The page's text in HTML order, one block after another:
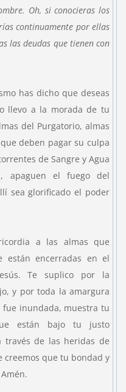
Oh, si conocieras los
continuamente por ellas
las deudas que tienen con
has dicho que deseas
llevo a la morada de tu
del Purgatorio, almas
deben pagar su culpa
de Sangre y Agua
apaguen el fuego del
sea glorificado el poder
a las almas que
están encerradas en el
Te suplico por la
y por toda la amargura
fue inundada, muestra tu
están bajo tu justo
de las heridas de
creemos que tu bondad y